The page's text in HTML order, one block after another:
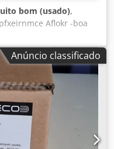
bom (usado),
Aflokr -boa
Anúncio classificado